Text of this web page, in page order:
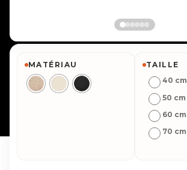
MATÉRIAU
TAILLE
40 cm
50 cm
60 cm
70 cm